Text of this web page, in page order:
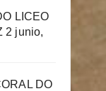
LICEO
2 junio,
DO